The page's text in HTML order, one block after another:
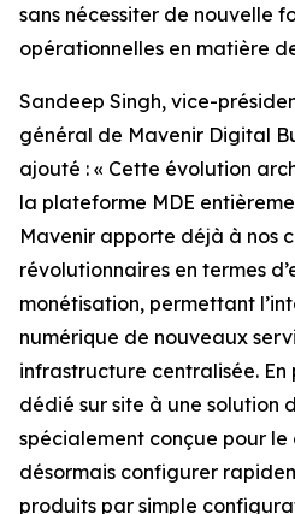
sans nécessiter de nouvelle
opérationnelles en matière
Sandeep Singh, vice-
général de Mavenir Digital
ajouté : « Cette évolution
la plateforme MDE
Mavenir apporte déjà à nos
révolutionnaires en termes
monétisation, permettant
numérique de nouveaux
infrastructure centralisée. En
dédié sur site à une solution
spécialement conçue pour le
désormais configurer
produits par simple